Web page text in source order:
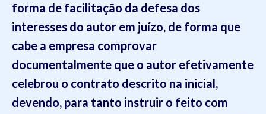
forma de facilitação da defesa dos
interesses do autor em juízo, de forma que
cabe a empresa comprovar
documentalmente que o autor efetivamente
celebrou o contrato descrito na inicial,
devendo, para tanto instruir o feito com